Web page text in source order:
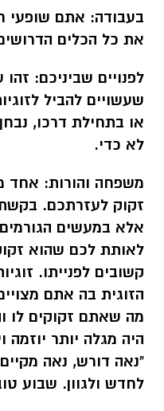
בעבודה: אתם שופעי
את כל הכלים
לפנויים שביניכם: זהו
שעשויים להביל
או בתחילת דרכו,
לא כדי.
משפחה והורות: אחד
זקוק לעזרתכם.
אלא במעשים
לאותת לכם שהוא
קשובים לפנייתו.
הזוגית בה אתם
מה שאתם זקוקים לו
היה מגלה יותר יוזמה
"נאה דורש, נאה
לחדש ולגוון. שבוע